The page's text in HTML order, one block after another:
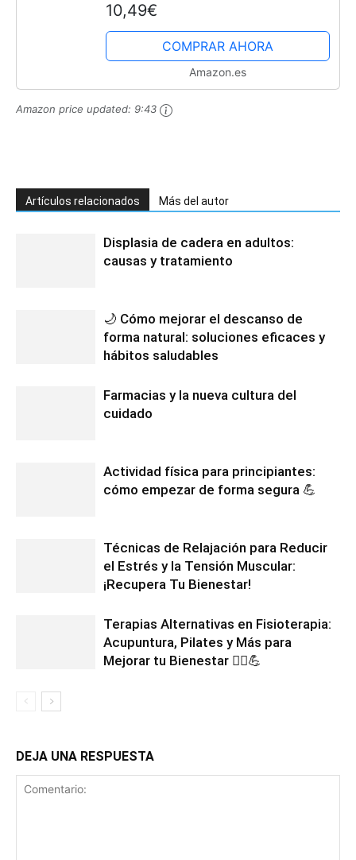
Tela. 3 Niveles de Resistencia para
Crossfit, Yoga, Glúteos y...
10,49€
COMPRAR AHORA
Amazon.es
Amazon price updated: 9:43
Artículos relacionados Más del autor
Displasia de cadera en adultos:
causas y tratamiento
🌙 Cómo mejorar el descanso de
forma natural: soluciones eficaces y
hábitos saludables
Farmacias y la nueva cultura del
cuidado
Actividad física para principiantes:
cómo empezar de forma segura 💪
Técnicas de Relajación para Reducir
el Estrés y la Tensión Muscular:
¡Recupera Tu Bienestar!
Terapias Alternativas en Fisioterapia:
Acupuntura, Pilates y Más para
Mejorar tu Bienestar 💆‍♂️💪
DEJA UNA RESPUESTA